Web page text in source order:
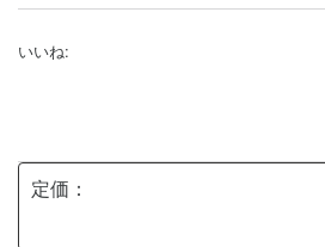
いいね:
定価：